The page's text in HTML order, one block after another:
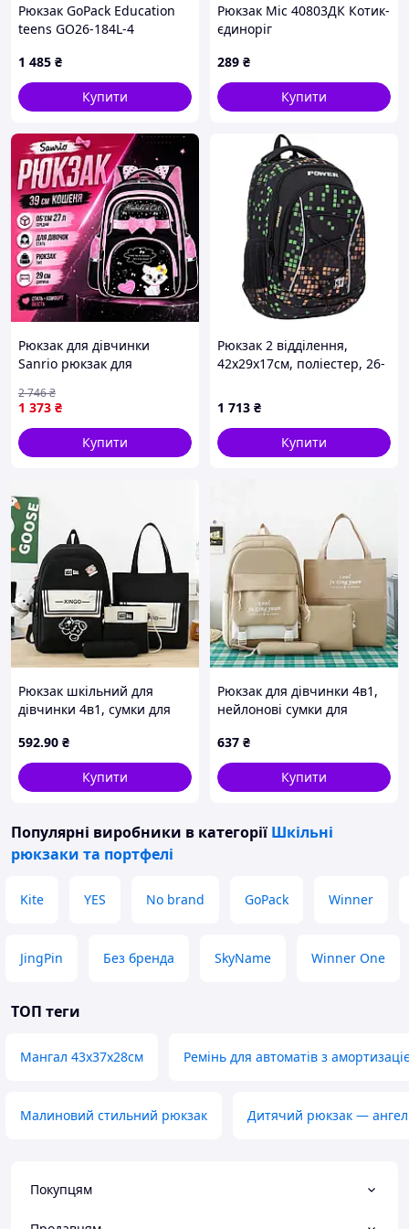
Рюкзак GoPack Education
teens GO26-184L-4
1 485 ₴
Купити
Рюкзак Mic 40803ДК Котик-
єдиноріг
289 ₴
Купити
Рюкзак для дівчинки
Sanrio рюкзак для
об'ємом 27 л зручний
шкільний рюкзак для
дівчинки (Ширина 29 см)
1 373 ₴
2 746₴
Купити
Рюкзак 2 відділення,
42х29х17см, поліестер, 26-
1 713 ₴
Купити
Рюкзак шкільний для
дівчинки 4в1, сумки для
(без підвіски)
592.90 ₴
Купити
Рюкзак для дівчинки 4в1,
нейлонові сумки для
637 ₴
Купити
Популярні виробники в категорії Шкільні
рюкзаки та портфелі
Kite YES No brand GoPack Winner
JingPin Без бренда SkyName Winner One
ТОП теги
Мангал 43х37х28см Ремінь для автоматів з
Малиновий стильний рюкзак Дитячий рюкзак — ангел
Покупцям